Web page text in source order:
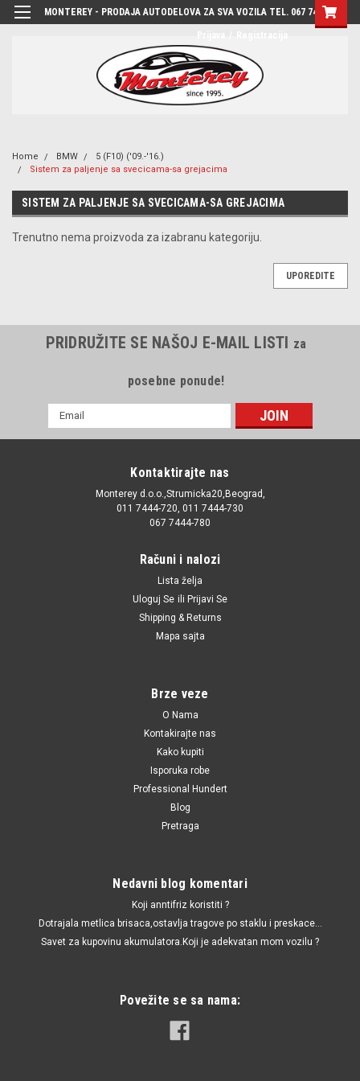
MONTEREY - PRODAJA AUTODELOVA ZA SVA VOZILA TEL. 067 7444-780
Home BMW
5 (F10) ('09.-'16.)
Sistem za paljenje sa svecicama-sa grejacima
SISTEM ZA PALJENJE SA SVECICAMA-SA GREJACIMA
Trenutno nema proizvoda za izabranu kategoriju.
UPOREDITE
PRIDRUŽITE SE NAŠOJ E-MAIL LISTI za
posebne ponude!
mail
Kontaktirajte nas
Monterey d.o.o.,Strumicka20,Beograd,
011 7444-720, 011 7444-730
067 7444-780
Računi i nalozi
Lista želja
Uloguj Se ili Prijavi Se
Shipping & Returns
Mapa sajta
Brze veze
O Nama
Kontakirajte nas
Kako kupiti
Isporuka robe
Professional Hundert
Blog
Pretraga
Nedavni blog komentari
Koji anntifriz koristiti ?
Dotrajala metlica brisaca,ostavlja tragove po staklu i preskace...
Savet za kupovinu akumulatora.Koji je adekvatan mom vozilu ?
Povežite se sa nama: